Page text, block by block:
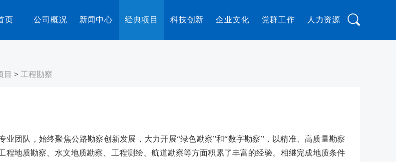
页 公司概况 新闻中心 经典项目 科技创新 企业文化 党群工作 人力资源
目 > 工程勘察
业团队，始终聚焦公路勘察创新发展，大力开展“绿色勘察”和“数字勘察”，以精准、高质量勘察
程地质勘察、水文地质勘察、工程测绘、航道勘察等方面积累了丰富的经验。相继完成地质条件